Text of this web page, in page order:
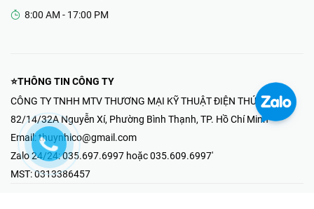
8:00 AM - 17:00 PM
⭐THÔNG TIN CÔNG TY
CÔNG TY TNHH MTV THƯƠNG MẠI KỸ THUẬT ĐIỆN THÚY NHI
82/14/32A Nguyễn Xí, Phường Bình Thạnh, TP. Hồ Chí Minh
Email: thuynhico@gmail.com
Zalo 24/24:035.697.6997 hoặc 035.609.6997'
MST:0313386457